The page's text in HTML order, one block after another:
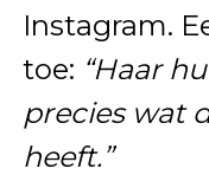
Instagram.
toe: “Haar
precies wat
heeft.”